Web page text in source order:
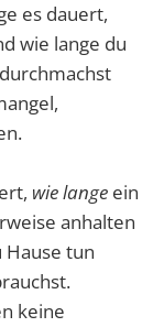
es dauert,
wie lange du
wie lange ein
anhalten
Hause tun
keine